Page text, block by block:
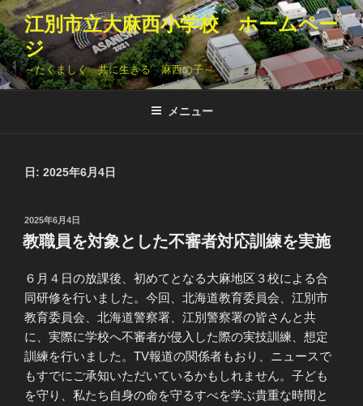
コ
ン
テ
ン
ツ
江別市立大麻西小学校 ホームペー
ジ
～たくましく 共に生きる 麻西の子～
メニュー
日: 2025年6月4日
投
稿
日:
2025年6月4日
教職員を対象とした不審者対応訓練を実施
６月４日の放課後、初めてとなる大麻地区３校による合
同研修を行いました。今回、北海道教育委員会、江別市
教育委員会、北海道警察署、江別警察署の皆さんと共
に、実際に学校へ不審者が侵入した際の実技訓練、想定
訓練を行いました。TV報道の関係者もおり、ニュースで
もすでにご承知いただいているかもしれません。子ども
を守り、私たち自身の命を守るすべを学ぶ貴重な時間と